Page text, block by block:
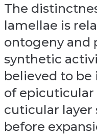
The
lamellae is
ontogeny and
synthetic
believed to be
of epicuticular
cuticular layer
before